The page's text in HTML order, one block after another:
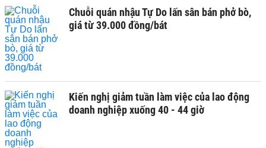
Chuỗi quán nhậu Tự Do lấn sân bán phở bò,
giá từ 39.000 đồng/bát
Kiến nghị giảm tuần làm việc của lao động
doanh nghiệp xuống 40 - 44 giờ